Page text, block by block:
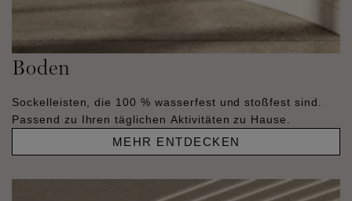
Boden
Sockelleisten, die 100 % wasserfest und stoßfest sind.
Passend zu Ihren täglichen Aktivitäten zu Hause.
MEHR ENTDECKEN